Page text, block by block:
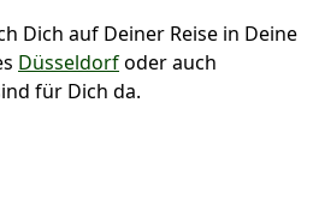
Dich auf Deiner Reise in Deine
Düsseldorfoder auch
für Dich da.